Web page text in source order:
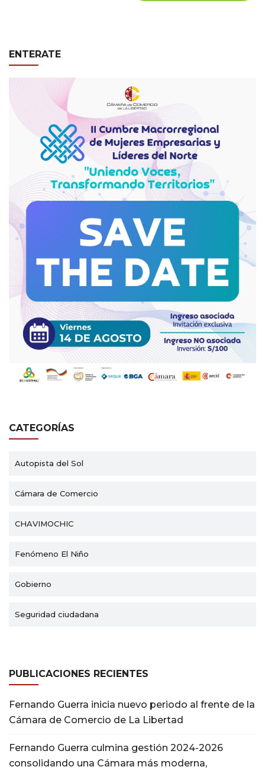
ENTERATE
CATEGORÍAS
Autopista del Sol
Cámara de Comercio
CHAVIMOCHIC
Fenómeno El Niño
Gobierno
Seguridad ciudadana
PUBLICACIONES RECIENTES
Fernando Guerra inicia nuevo periodo al frente de la
Cámara de Comercio de La Libertad
Fernando Guerra culmina gestión 2024-2026
consolidando una Cámara más moderna,